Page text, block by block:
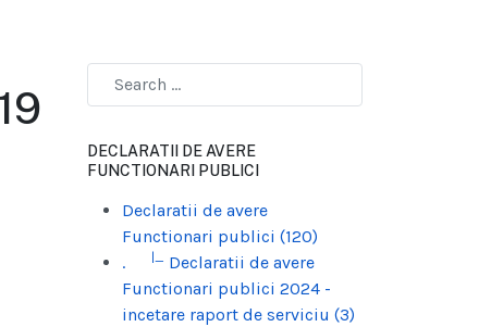
DECLARATII DE AVERE
FUNCTIONARI PUBLICI
Declaratii de avere
Functionari publici (120)
.
|_ Declaratii de avere
Functionari publici 2024 -
incetare raport de serviciu (3)